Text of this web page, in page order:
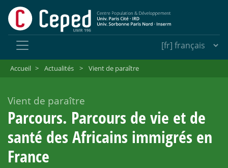
Accueil > Actualités > Vient de paraître
Vient de paraître
Parcours. Parcours de vie et de
santé des Africains immigrés en
France